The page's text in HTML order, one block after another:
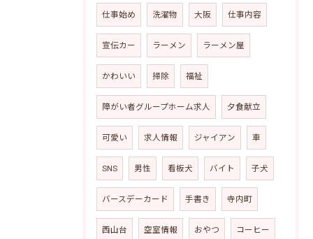
仕事始め 洗濯物 大阪 仕事内容
宣伝カー ラーメン ラーメン屋
かわいい 掃除 福祉
障がい者グループホーム求人 夕食献立
可愛い 求人情報 ジャイアン 車
SNS 男性 看板犬 バイト 子犬
バースデーカード 手書き 寺内町
西山台 空室情報 おやつ コーヒー